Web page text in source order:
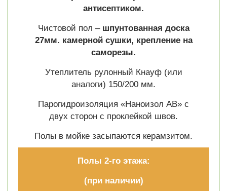
антисептиком.
Чистовой пол – шпунтованная доска
27мм. камерной сушки, крепление на
саморезы.
Утеплитель рулонный Кнауф (или
аналоги) 150/200 мм.
Парогидроизоляция «Наноизол АВ» с
двух сторон с проклейкой швов.
Полы в мойке засыпаются керамзитом.
Полы 2-го этажа:
(при наличии)